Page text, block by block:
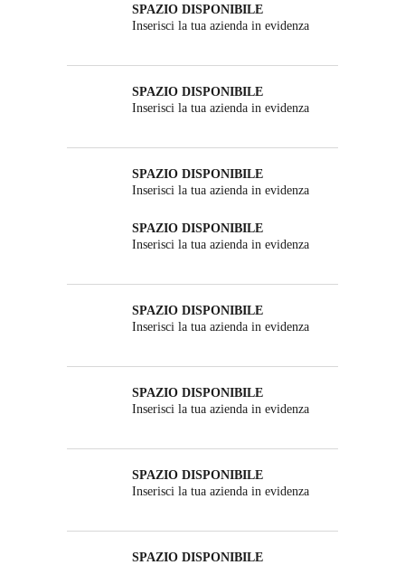
SPAZIO DISPONIBILE
Inserisci la tua azienda in evidenza
SPAZIO DISPONIBILE
Inserisci la tua azienda in evidenza
SPAZIO DISPONIBILE
Inserisci la tua azienda in evidenza
SPAZIO DISPONIBILE
Inserisci la tua azienda in evidenza
SPAZIO DISPONIBILE
Inserisci la tua azienda in evidenza
SPAZIO DISPONIBILE
Inserisci la tua azienda in evidenza
SPAZIO DISPONIBILE
Inserisci la tua azienda in evidenza
SPAZIO DISPONIBILE